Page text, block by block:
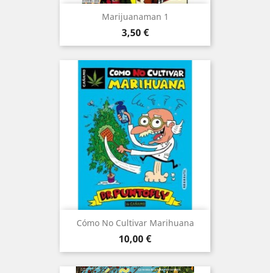
Marijuanaman 1
Precio
3,50 €
Cómo No Cultivar Marihuana
Precio
10,00 €